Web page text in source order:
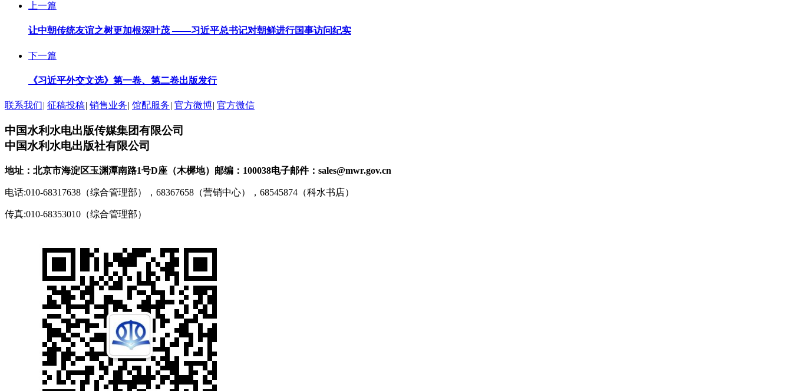
上一篇
让中朝传统友谊之树更加根深叶茂 ——习近平总书记对朝鲜进行国事访问纪实
下一篇
《习近平外交文选》第一卷、第二卷出版发行
联系我们| 征稿投稿| 销售业务| 馆配服务| 官方微博| 官方微信
中国水利水电出版传媒集团有限公司
中国水利水电出版社有限公司
地址：北京市海淀区玉渊潭南路1号D座（木樨地） 邮编：100038电子邮件：sales@mwr.gov.cn
电话:010-68317638（综合管理部），68367658（营销中心），68545874（科水书店）
传真:010-68353010（综合管理部）